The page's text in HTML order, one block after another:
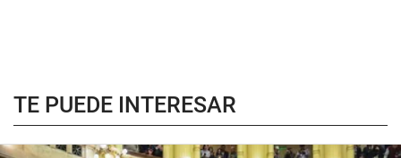
TE PUEDE INTERESAR